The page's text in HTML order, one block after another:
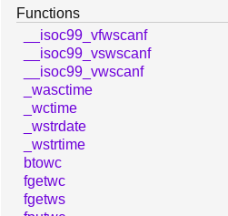
Functions
__isoc99_vfwscanf
__isoc99_vswscanf
__isoc99_vwscanf
_wasctime
_wctime
_wstrdate
_wstrtime
btowc
fgetwc
fgetws